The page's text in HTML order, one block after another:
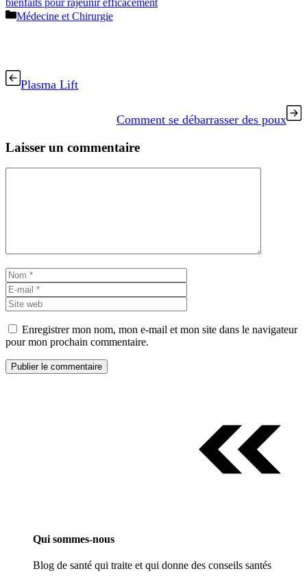
bienfaits pour rajeunir efficacement
Catégories
Médecine et Chirurgie
Plasma Lift
Comment se débarrasser des poux
Laisser un commentaire
Nom
mail
web
Enregistrer mon nom, mon e-mail et mon site dans le navigateur
pour mon prochain commentaire.
Qui sommes-nous
Blog de santé qui traite et qui donne des conseils santés